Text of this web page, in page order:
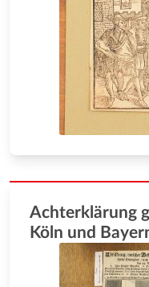
Achterklärung
Köln und